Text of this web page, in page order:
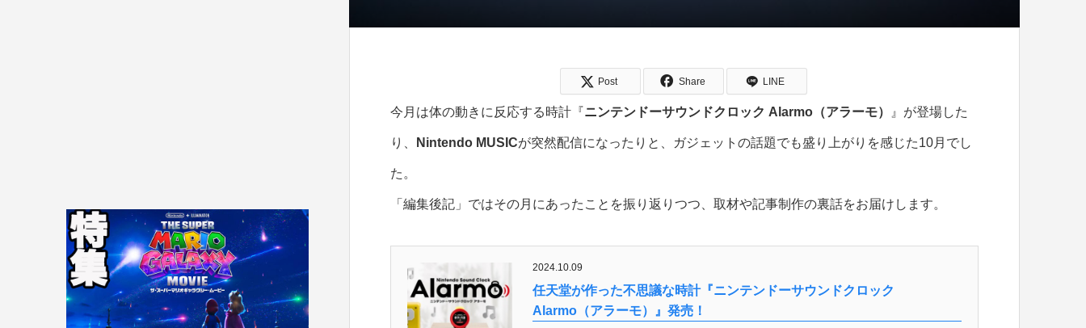
Post Share LINE
今月は体の動きに反応する時計『ニンテンドーサウンドクロック Alarmo（アラーモ） 』が登場した
り、 Nintendo MUSICが突然配信になったりと、ガジェットの話題でも盛り上がりを感じた10月でし
た。
「編集後記」ではその月にあったことを振り返りつつ、取材や記事制作の裏話をお届けします。
2024.10.09
任天堂が作った不思議な時計『ニンテンドーサウンドクロック
Alarmo（アラーモ）』発売！